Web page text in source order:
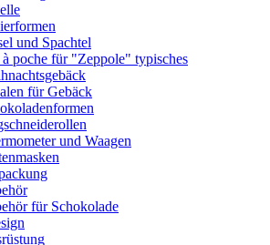
und Spachtel
à poche für "Zeppole" typisches
für Gebäck
und Waagen
für Schokolade